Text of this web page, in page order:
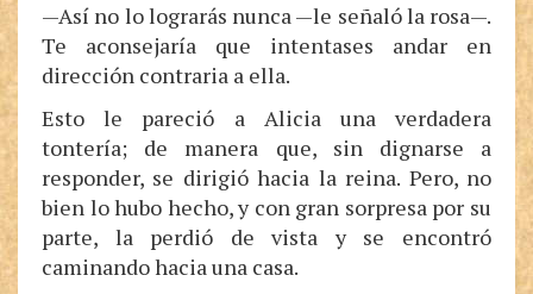
—Así no lo lograrás nunca —le señaló la rosa—.
Te aconsejaría que intentases andar en
dirección contraria a ella.
Esto le pareció a Alicia una verdadera
tontería; de manera que, sin dignarse a
responder, se dirigió hacia la reina. Pero, no
bien lo hubo hecho, y con gran sorpresa por su
parte, la perdió de vista y se encontró
caminando hacia una casa.